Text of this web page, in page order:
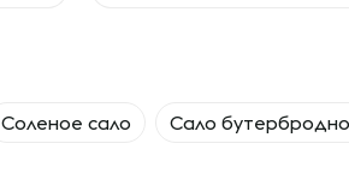
Соленое сало Сало